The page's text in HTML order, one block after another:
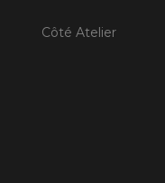
Côté Atelier